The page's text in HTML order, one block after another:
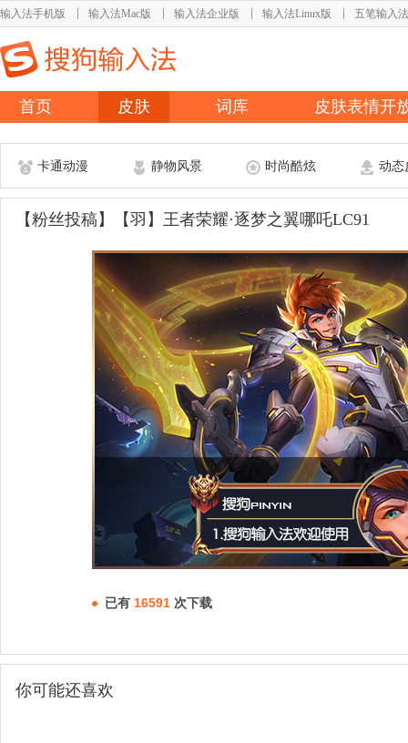
输入法手机版 输入法Mac版 输入法企业版 输入法Linux版 五笔输入法
首页 皮肤 词库 皮肤表情开
卡通动漫 静物风景 时尚酷炫 动态
【粉丝投稿】【羽】王者荣耀·逐梦之翼哪吒LC91
已有 16591 次下载
你可能还喜欢